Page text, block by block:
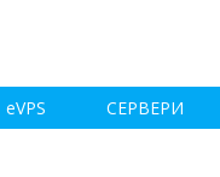
eVPS СЕРВЕРИ